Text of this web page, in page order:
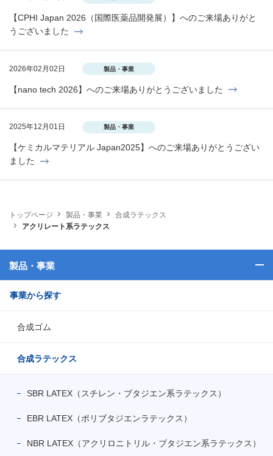
トップページ 製品・事業
合成ラテックス
アクリレート系ラテックス
【CPHI Japan 2026（国際医薬品開発展）】へのご来場ありがと
うございました
2026年02月02日 製品・事業
【nano tech 2026】へのご来場ありがとうございました
2025年12月01日 製品・事業
【ケミカルマテリアル Japan2025】へのご来場ありがとうござい
ました
製品・事業
事業から探す
合成ゴム
合成ラテックス
SBR LATEX（スチレン・ブタジエン系ラテックス）
EBR LATEX（ポリブタジエンラテックス）
NBR LATEX（アクリロニトリル・ブタジエン系ラテックス）